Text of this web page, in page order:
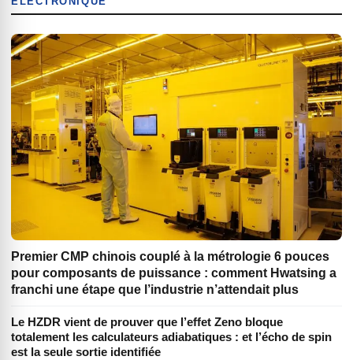
Premier CMP chinois couplé à la métrologie 6 pouces
pour composants de puissance : comment Hwatsing a
franchi une étape que l’industrie n’attendait plus
Le HZDR vient de prouver que l’effet Zeno bloque
totalement les calculateurs adiabatiques : et l’écho de spin
est la seule sortie identifiée